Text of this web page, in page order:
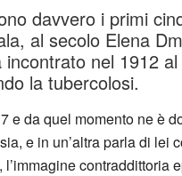
davvero i primi
al secolo Elena
incontrato nel 1912
la tubercolosi.
e da quel momento ne è
e in un’altra parla di lei
l’immagine contraddittoria